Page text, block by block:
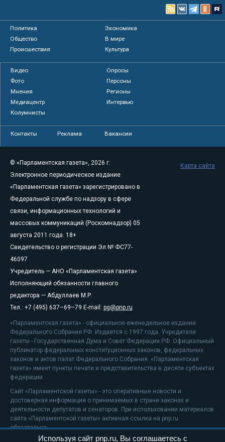
Политика
Экономика
Общество
В мире
Происшествия
Культура
Видео
Опросы
Фото
Персоны
Мнения
Регионы
Медиацентр
Интервью
Колумнисты
Контакты Реклама Вакансии
© «Парламентская газета», 2026 г.
Электронное периодическое издание
«Парламентская газета» зарегистрировано в
Федеральной службе по надзору в сфере
связи, информационных технологий и
массовых коммуникаций (Роскомнадзор) 05
августа 2011 года. 18+
Свидетельство о регистрации Эл № ФС77-
46097
Учредитель — АНО «Парламентская газета»
Исполняющий обязанности главного
редактора — Абдуллаев М.Р.
Тел.: +7 (495) 637–69–79 E-mail: pg@pnp.ru
«Парламентская газета» - официальное еженедельное издание
Федерального Собрания РФ. Издается с 1997 года. Учредители
газеты - Государственная Дума и Совет Федерации РФ. Официальный
публикатор федеральных конституционных законов, федеральных
законов и актов палат Федерального Собрания. «Парламентская
газета» имеет пункты печати и представительства в десяти субъектах
федерации.
Сайт «Парламентской газеты» - это оперативные новости и
достоверная информация о принимаемых в стране законах и
деятельности депутатов и сенаторов. При использовании материалов
сайта «Парламентской газеты» активная ссылка на pnp.ru
обязательна.
Карта сайта
Используя сайт pnp.ru, Вы соглашаетесь с